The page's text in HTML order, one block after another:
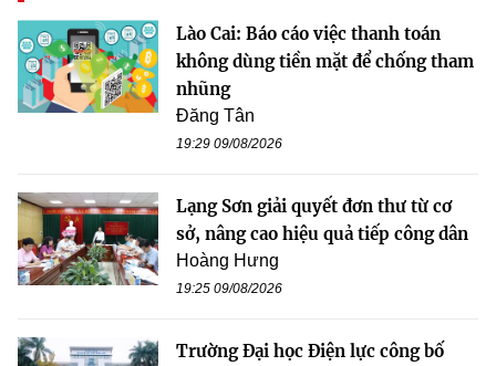
Lào Cai: Báo cáo việc thanh toán
không dùng tiền mặt để chống tham
nhũng
Đăng Tân
19:29 09/08/2026
Lạng Sơn giải quyết đơn thư từ cơ
sở, nâng cao hiệu quả tiếp công dân
Hoàng Hưng
19:25 09/08/2026
Trường Đại học Điện lực công bố